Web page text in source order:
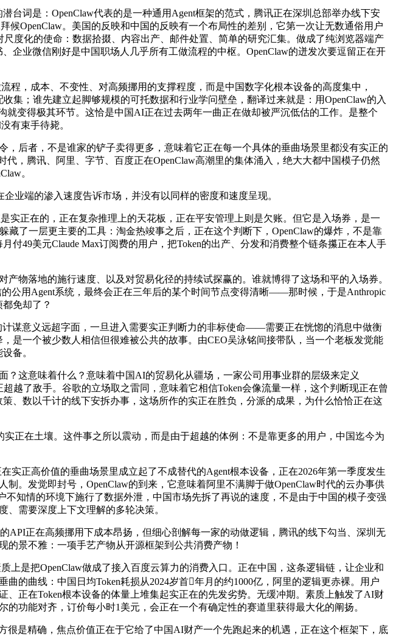
词是：OpenClaw代表的是一种通用Agent框架的范式，腾讯正在深圳总部举办线下安
OpenClaw。美国的反映和中国的反映有一个布局性的差别，它第一次让无数通俗用户
度化的使命：数据拾掇、内容出产、邮件处置、简单的研究汇集。做成了纯浏览器端产
企业微信刚好是中国职场人几乎所有工做流程的中枢。OpenClaw的迸发次要逗留正在开
，成本、不变性、对高频挪用的支撑程度，而是中国数字化根本设备的高度集中，
集；谁先建立起脚够规模的可托数据和行业学问壁垒，翻译过来就是：用OpenClaw的入
就变得极其环节。这恰是中国AI正在过去两年一曲正在做却被严沉低估的工作。是整个
有束手待毙。
后者，不是谁家的铲子卖得更多，意味着它正在每一个具体的垂曲场景里都没有实正的
，腾讯、阿里、字节、百度正在OpenClaw高潮里的集体涌入，绝大大都中国模子仍然
。
端的渗入速度告诉市场，并没有以同样的密度和速度呈现。
在的，正在复杂推理上的天花板，正在平安管理上则是欠账。但它是入场券，是一
了一层更主要的工具：淘金热竣事之后，正在这个判断下，OpenClaw的爆炸，不是靠
49美元Claude Max订阅费的用户，把Token的出产、分发和消费整个链条攥正在本人手
落地的施行速度、以及对贸易化径的持续试探赢的。谁就博得了这场和平的入场券。
公用Agent系统，最终会正在三年后的某个时间节点变得清晰——那时候，于是Anthropic
免却了？
谋意义远超字面，一旦进入需要实正判断力的非标使命——需要正在恍惚的消息中做衡
一个被少数人相信但很难被公共的故事。由CEO吴泳铭间接带队，当一个老板发觉能
备。
这意味着什么？意味着中国AI的贸易化从疆场，一家公司用事业群的层级来定义
越了敌手。谷歌的立场取之雷同，意味着它相信Token会像流量一样，这个判断现正在曾
、数以千计的线下安拆办事，这场所作的实正在胜负，分派的成果，为什么恰恰正在这
正在土壤。这件事之所以震动，而是由于超越的体例：不是靠更多的用户，中国迄今为
正高价值的垂曲场景里成立起了不成替代的Agent根本设备，正在2026年第一季度发生
。发觉即封号，OpenClaw的到来，它意味着阿里不满脚于做OpenClaw时代的云办事供
知情的环境下施行了数据外泄，中国市场先拆了再说的速度，不是由于中国的模子变强
需要深度上下文理解的多轮决策。
正在高频挪用下成本昂扬，但细心剖解每一家的动做逻辑，腾讯的线下勾当、深圳无
景不雅：一项手艺产物从开源框架到公共消费产物！
是把OpenClaw做成了接入百度云算力的消费入口。正在中国，这条逻辑链，让企业和
的曲线：中国日均Token耗损从2024岁首年月的约1000亿，阿里的逻辑更赤裸。用户
正在Token根本设备的体量上堆集起实正在的先发劣势。无缓冲期。素质上触发了AI财
功能对齐，订价每小时1美元，会正在一个有确定性的赛道里获得最大化的阐扬。
是精确，焦点价值正在于它给了中国AI财产一个先跑起来的机遇，正在这个框架下，底